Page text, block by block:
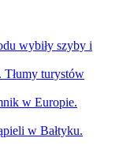
wybiły szyby i
Tłumy turystów
w Europie.
w Bałtyku.